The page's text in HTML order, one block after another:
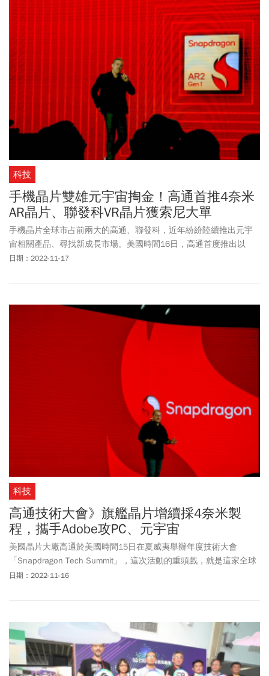
科技
手機晶片雙雄元宇宙掏金！高通首推4奈米
AR晶片、聯發科VR晶片獲索尼大單
手機晶片全球市占前兩大的高通、聯發科，近年紛紛陸續推出元宇
宙相關產品、尋找新成長市場。美國時間16日，高通首度推出以
AR（擴增實境）應用為主的晶片，無獨有偶，聯發科也於上周宣布
日期：2022-11-17
科技
高通技術大會》旗艦晶片增續採4奈米製
程，攜手Adobe攻PC、元宇宙
美國晶片大廠高通於美國時間15日在夏威夷舉辦年度技術大會
「Snapdragon Tech Summit」，這次活動的重頭戲，就是這家全球
最大手機晶片商最新推出的5G手機旗艦晶片「Snapdragon 8 Gen
日期：2022-11-16